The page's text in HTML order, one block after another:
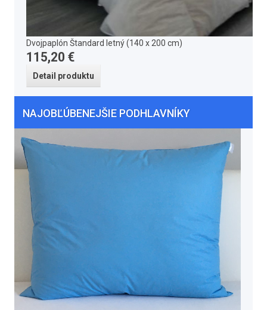
Dvojpaplón Štandard letný (140 x 200 cm)
115,20 €
Detail produktu
NAJOBĽÚBENEJŠIE PODHLAVNÍKY